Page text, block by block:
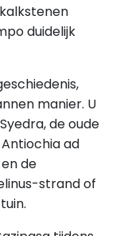
duidelijk
manier. U
de oude
ad
de
strand of